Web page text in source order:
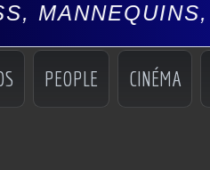
PEOPLE CINÉMA